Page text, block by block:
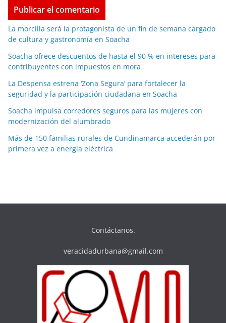
La morcilla será la protagonista de un fin de semana cargado
de cultura y gastronomía en Soacha
Soacha ofrece descuentos de hasta el 90 % en intereses para
contribuyentes con impuestos en mora
La Despensa estrena ‘Zona Segura’ para fortalecer la
seguridad y la participación ciudadana en Soacha
Soacha impulsa corredores seguros para las mujeres con
modernización del alumbrado
Más de 150 familias rurales de Cundinamarca accederán por
primera vez a energía eléctrica
Contáctanos.
veracidadurbana@gmail.com